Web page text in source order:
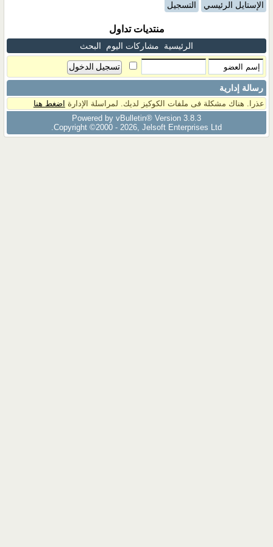
الإستايل الرئيسي التسجيل
منتديات تداول
الرئيسية مشاركات اليوم البحث
رسالة إدارية
عذرا. هناك مشكلة فى ملفات الكوكيز لديك. لمراسلة الإدارة اضغط هنا
Powered by vBulletin® Version 3.8.3
Copyright ©2000 - 2026, Jelsoft Enterprises Ltd.